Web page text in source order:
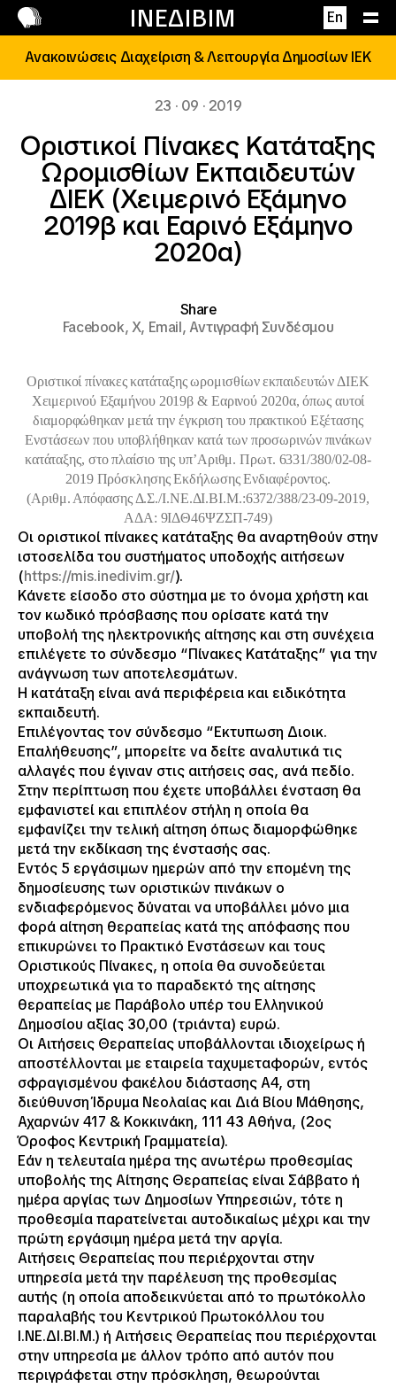
ΙΝΕΔΙΒΙΜ En
Επικοινωνία
Ανακοινώσεις Διαχείριση & Λειτουργία Δημοσίων ΙΕΚ
23 · 09 · 2019
Οριστικοί Πίνακες Κατάταξης
Ωρομισθίων Εκπαιδευτών
ΔΙΕΚ (Χειμερινό Εξάμηνο
2019β και Εαρινό Εξάμηνο
2020α)
Share
Facebook,X, Email,Αντιγραφή Συνδέσμου
Οριστικοί πίνακες κατάταξης ωρομισθίων εκπαιδευτών ΔΙΕΚ
Χειμερινού Εξαμήνου 2019β & Εαρινού 2020α, όπως αυτοί
διαμορφώθηκαν μετά την έγκριση του πρακτικού Εξέτασης
Ενστάσεων που υποβλήθηκαν κατά των προσωρινών πινάκων
κατάταξης, στο πλαίσιο της υπ’Aριθμ. Πρωτ. 6331/380/02-08-
2019 Πρόσκλησης Εκδήλωσης Ενδιαφέροντος.
(Αριθμ. Απόφασης Δ.Σ./Ι.ΝΕ.ΔΙ.ΒΙ.Μ.:6372/388/23-09-2019,
ΑΔΑ: 9ΙΔΘ46ΨΖΣΠ-749)
Οι οριστικοί πίνακες κατάταξης θα αναρτηθούν στην
ιστοσελίδα του συστήματος υποδοχής αιτήσεων
(https://mis.inedivim.gr/).
Κάνετε είσοδο στο σύστημα με το όνομα χρήστη και
τον κωδικό πρόσβασης που ορίσατε κατά την
υποβολή της ηλεκτρονικής αίτησης και στη συνέχεια
επιλέγετε το σύνδεσμο “Πίνακες Κατάταξης” για την
ανάγνωση των αποτελεσμάτων.
Η κατάταξη είναι ανά περιφέρεια και ειδικότητα
εκπαιδευτή.
Επιλέγοντας τον σύνδεσμο “Εκτυπωση Διοικ.
Επαλήθευσης”, μπορείτε να δείτε αναλυτικά τις
αλλαγές που έγιναν στις αιτήσεις σας, ανά πεδίο.
Στην περίπτωση που έχετε υποβάλλει ένσταση θα
εμφανιστεί και επιπλέον στήλη η οποία θα
εμφανίζει την τελική αίτηση όπως διαμορφώθηκε
μετά την εκδίκαση της ένστασής σας.
Εντός 5 εργάσιμων ημερών από την επομένη της
δημοσίευσης των οριστικών πινάκων ο
ενδιαφερόμενος δύναται να υποβάλλει μόνο μια
φορά αίτηση θεραπείας κατά της απόφασης που
επικυρώνει το Πρακτικό Ενστάσεων και τους
Οριστικούς Πίνακες, η οποία θα συνοδεύεται
υποχρεωτικά για το παραδεκτό της αίτησης
θεραπείας με Παράβολο υπέρ του Ελληνικού
Δημοσίου αξίας 30,00 (τριάντα) ευρώ.
Οι Αιτήσεις Θεραπείας υποβάλλονται ιδιοχείρως ή
αποστέλλονται με εταιρεία ταχυμεταφορών, εντός
σφραγισμένου φακέλου διάστασης Α4, στη
διεύθυνση Ίδρυμα Νεολαίας και Διά Βίου Μάθησης,
Αχαρνών 417 & Κοκκινάκη, 111 43 Αθήνα, (2ος
Όροφος Κεντρική Γραμματεία).
Εάν η τελευταία ημέρα της ανωτέρω προθεσμίας
υποβολής της Αίτησης Θεραπείας είναι Σάββατο ή
ημέρα αργίας των Δημοσίων Υπηρεσιών, τότε η
προθεσμία παρατείνεται αυτοδικαίως μέχρι και την
πρώτη εργάσιμη ημέρα μετά την αργία.
Αιτήσεις Θεραπείας που περιέρχονται στην
υπηρεσία μετά την παρέλευση της προθεσμίας
αυτής (η οποία αποδεικνύεται από το πρωτόκολλο
παραλαβής του Κεντρικού Πρωτοκόλλου του
Ι.ΝΕ.ΔΙ.ΒΙ.Μ.) ή Αιτήσεις Θεραπείας που περιέρχονται
στην υπηρεσία με άλλον τρόπο από αυτόν που
περιγράφεται στην πρόσκληση, θεωρούνται